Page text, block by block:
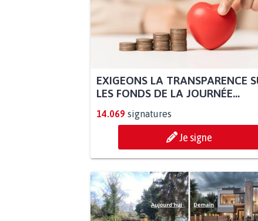
EXIGEONS LA TRANSPARENCE
LES FONDS DE LA JOURNÉE...
14.069 signatures
Je signe